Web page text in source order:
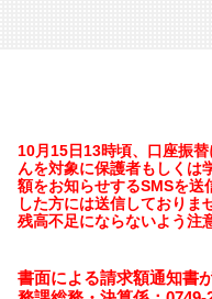
10月15日13時頃、口座振
んを対象に保護者もしくは
額をお知らせするSMSを送
した方には送信しておりま
残高不足にならないよう注
書面による請求額通知書